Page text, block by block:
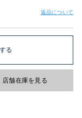
返品について
る
店舗在庫を見る